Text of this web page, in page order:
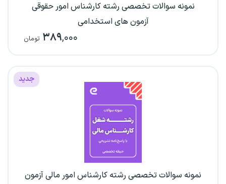
نمونه سوالات تخصصی رشته کارشناس امور حقوقی
آزمون‌ های استخدامی
۳۸۹,۰۰۰ تومان
جدید
نمونه سوالات تخصصی رشته کارشناس امور مالی آزمون‌